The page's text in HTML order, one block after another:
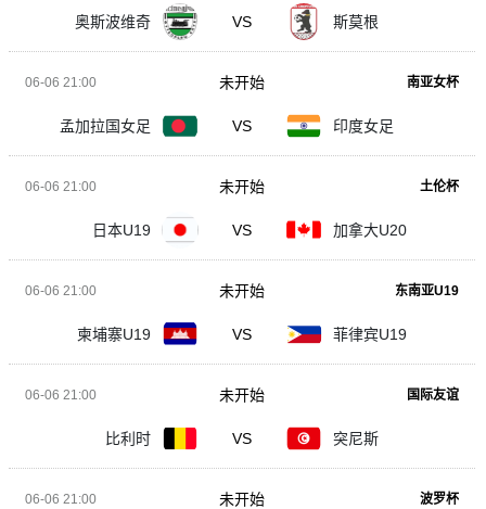
奥斯波维奇 VS 斯莫根
06-06 21:00 南亚女杯
孟加拉国女足 VS 印度女足
未开始
06-06 21:00 土伦杯
日本U19 VS 加拿大U20
未开始
06-06 21:00 东南亚U19
柬埔寨U19 VS 菲律宾U19
未开始
06-06 21:00 国际友谊
比利时 VS 突尼斯
未开始
06-06 21:00 波罗杯
未开始